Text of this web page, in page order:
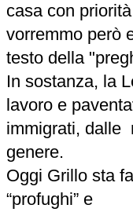
casa con
vorremmo però
testo della
In sostanza, la
lavoro e
immigrati, dalle
genere.
Oggi Grillo sta
“profughi” e